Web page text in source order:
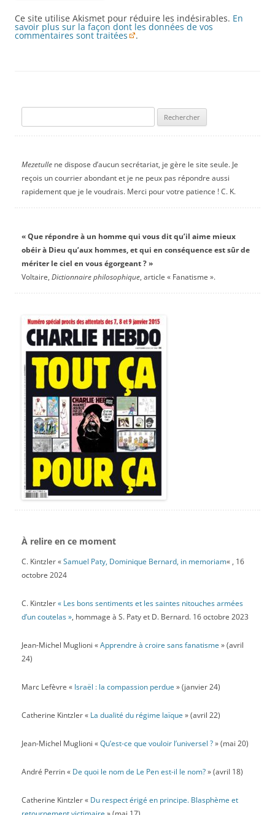
Ce site utilise Akismet pour réduire les indésirables. En
savoir plus sur la façon dont les données de vos
commentaires sont traitées .
Mezetullene dispose d’aucun secrétariat, je gère le site seule. Je
reçois un courrier abondant et je ne peux pas répondre aussi
rapidement que je le voudrais. Merci pour votre patience ! C. K.
« Que répondre à un homme qui vous dit qu’il aime mieux
obéir à Dieu qu’aux hommes, et qui en conséquence est sûr de
mériter le ciel en vous égorgeant ? »
Voltaire, Dictionnaire philosophique, article « Fanatisme ».
À relire en ce moment
C. Kintzler «Samuel Paty, Dominique Bernard, in memoriam« , 16
octobre 2024
C. Kintzler« Les bons sentiments et les saintes nitouches armées
d’un coutelas », hommage à S. Paty et D. Bernard. 16 octobre 2023
Jean-Michel Muglioni «Apprendre à croire sans fanatisme » (avril
24)
Marc Lefèvre « Israël : la compassion perdue » (janvier 24)
Catherine Kintzler « La dualité du régime laïque » (avril 22)
Jean-Michel Muglioni «Qu’est-ce que vouloir l’universel ?» (mai 20)
André Perrin « De quoi le nom de Le Pen est-il le nom?» (avril 18)
Catherine Kintzler « Du respect érigé en principe. Blasphème et